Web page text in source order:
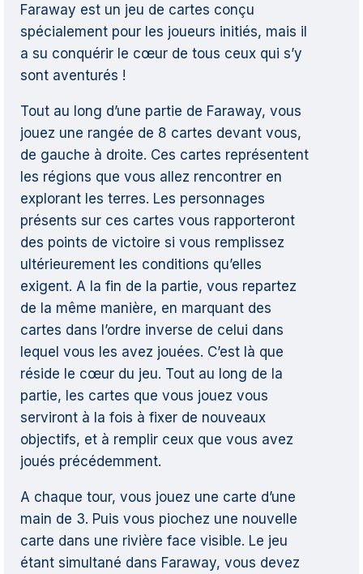
Faraway est un jeu de cartes conçu
spécialement pour les joueurs initiés, mais il
a su conquérir le cœur de tous ceux qui s’y
sont aventurés !
Tout au long d’une partie de Faraway, vous
jouez une rangée de 8 cartes devant vous,
de gauche à droite. Ces cartes représentent
les régions que vous allez rencontrer en
explorant les terres. Les personnages
présents sur ces cartes vous rapporteront
des points de victoire si vous remplissez
ultérieurement les conditions qu’elles
exigent. A la fin de la partie, vous repartez
de la même manière, en marquant des
cartes dans l’ordre inverse de celui dans
lequel vous les avez jouées. C’est là que
réside le cœur du jeu. Tout au long de la
partie, les cartes que vous jouez vous
serviront à la fois à fixer de nouveaux
objectifs, et à remplir ceux que vous avez
joués précédemment.
A chaque tour, vous jouez une carte d’une
main de 3. Puis vous piochez une nouvelle
carte dans une rivière face visible. Le jeu
étant simultané dans Faraway, vous devez